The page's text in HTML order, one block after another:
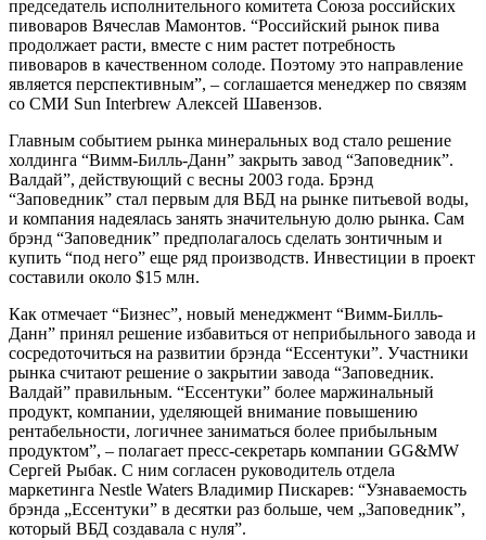
председатель исполнительного комитета Cоюза российских
пивоваров Вячеслав Мамонтов. “Российский рынок пива
продолжает расти, вместе с ним растет потребность
пивоваров в качественном солоде. Поэтому это направление
является перспективным”, – соглашается менеджер по связям
со СМИ Sun Interbrew Алексей Шавензов.
Главным событием рынка минеральных вод стало решение
холдинга “Вимм-Билль-Данн” закрыть завод “Заповедник”.
Валдай”, действующий с весны 2003 года. Брэнд
“Заповедник” стал первым для ВБД на рынке питьевой воды,
и компания надеялась занять значительную долю рынка. Сам
брэнд “Заповедник” предполагалось сделать зонтичным и
купить “под него” еще ряд производств. Инвестиции в проект
составили около $15 млн.
Как отмечает “Бизнес”, новый менеджмент “Вимм-Билль-
Данн” принял решение избавиться от неприбыльного завода и
сосредоточиться на развитии брэнда “Ессентуки”. Участники
рынка считают решение о закрытии завода “Заповедник.
Валдай” правильным. “Ессентуки” более маржинальный
продукт, компании, уделяющей внимание повышению
рентабельности, логичнее заниматься более прибыльным
продуктом”, – полагает пресс-секретарь компании GG&MW
Сергей Рыбак. С ним согласен руководитель отдела
маркетинга Nestle Waters Владимир Пискарев: “Узнаваемость
брэнда „Ессентуки” в десятки раз больше, чем „Заповедник”,
который ВБД создавала с нуля”.